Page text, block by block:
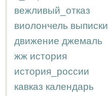
вежливый_отказ
виолончель выписки
движение джемаль
жж история
история_россии
кавказ календарь